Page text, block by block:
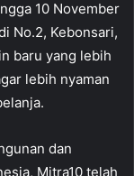
10 November
No.2, Kebonsari,
baru yang lebih
lebih nyaman
dan
Mitra10 telah